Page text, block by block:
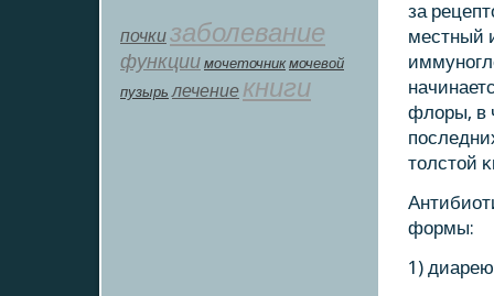
почкизаболевание
функции мοчеточник мочевой
пузырь лечение книги
за
местный
флоры, в
толстой
формы:
1)